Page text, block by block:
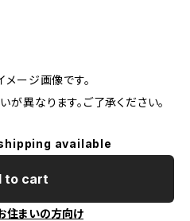
ージ画像です。
異なります。ご了承ください。
available
to cart
住まいの方向け